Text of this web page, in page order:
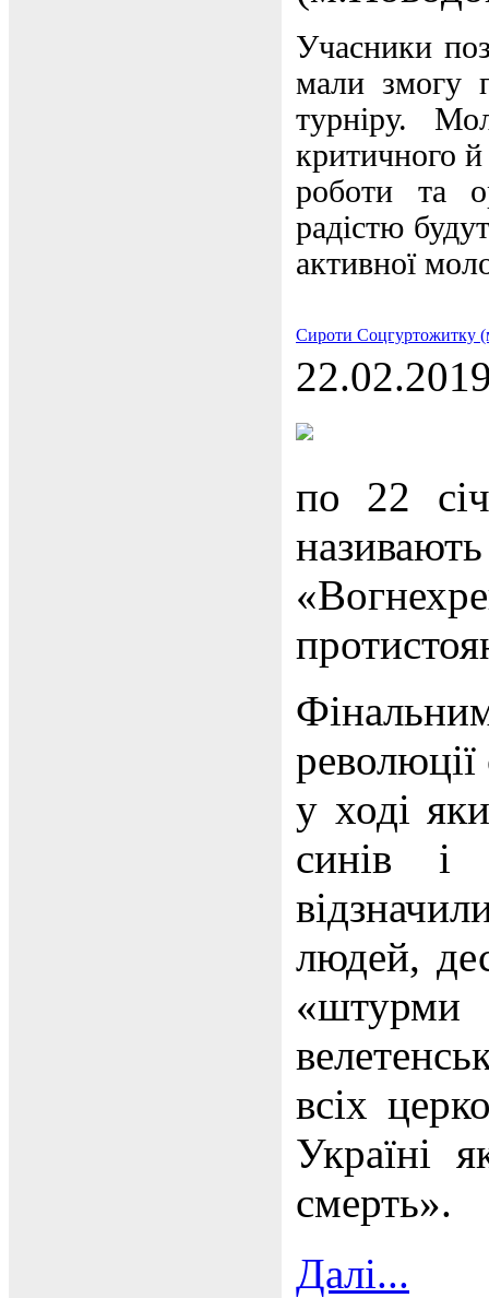
Учасники
мали змогу
турніру.
критичного
роботи та
радістю
активної
Сироти Соцгуртожитку
по 22
у ході
синів і
людей,
всіх
Україні
смерть».
Далі...